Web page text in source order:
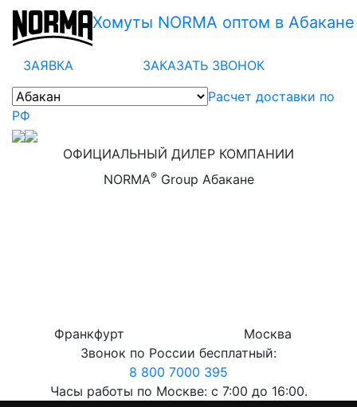
Хомуты NORMA оптом в Абакане
ЗАЯВКА
ЗАКАЗАТЬ ЗВОНОК
Расчет доставки по
РФ
ОФИЦИАЛЬНЫЙ ДИЛЕР КОМПАНИИ
NORMA®Group Абакане
Франкфурт
Звонок по России бесплатный:
8 800 7000 395
Часы работы по Москве: с 7:00 до 16:00.
Москва